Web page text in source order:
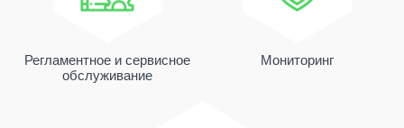
Регламентное и сервисное
обслуживание
Мониторинг